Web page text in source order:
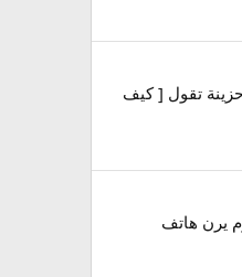
بيرسونال حزينة تقول [ كيف
ابنته بنت 18 سنة الى المدرسة ذات يوم يرن هاتف